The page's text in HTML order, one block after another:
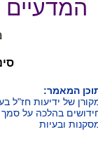
המאמר:
של ידיעות חז"ל
בהלכה על סמך
ובעיות